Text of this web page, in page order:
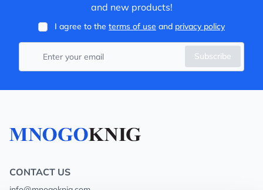
and new products!
I agree to the terms of use and privacy policy
Subscribe
CONTACT US